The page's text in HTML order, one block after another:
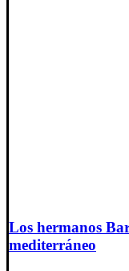
Los hermanos
mediterráneo